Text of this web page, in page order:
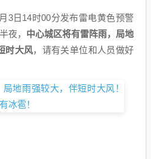
3日14时00分发布雷电黄色预警
夜， 中心城区将有雷阵雨，局地
时大风，请有关单位和人员做好